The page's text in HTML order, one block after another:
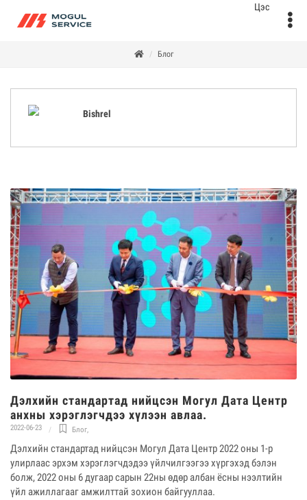
Блог
Bishrel
Дэлхийн стандартад нийцсэн Могул Дата Центр
анхны хэрэглэгчдээ хүлээн авлаа.
2022-06-23 Блог,
Дэлхийн стандартад нийцсэн Могул Дата Центр 2022 оны 1-р
улирлаас эрхэм хэрэглэгчдэдээ үйлчилгээгээ хүргэхэд бэлэн
болж, 2022 оны 6 дугаар сарын 22ны өдөр албан ёсны нээлтийн
үйл ажиллагааг амжилттай зохион байгууллаа.